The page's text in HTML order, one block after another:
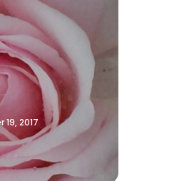
19, 2017